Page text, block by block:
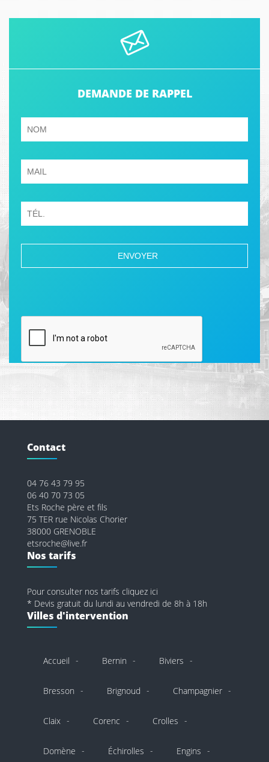
DEMANDE DE RAPPEL
Contact
04 76 43 79 95
06 40 70 73 05
Ets Roche père et fils
75 TER rue Nicolas Chorier
38000 GRENOBLE
etsroche@live.fr
Nos tarifs
Pour consulter nos tarifs cliquez ici
* Devis gratuit du lundi au vendredi de 8h à 18h
Villes d'intervention
Accueil Bernin Biviers
Bresson Brignoud Champagnier
Claix Corenc Crolles
Domène Échirolles Engins